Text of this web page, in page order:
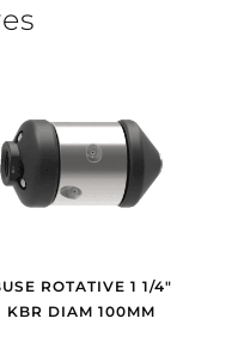
ROTATIVE 1 1/4″
KBR DIAM 100MM